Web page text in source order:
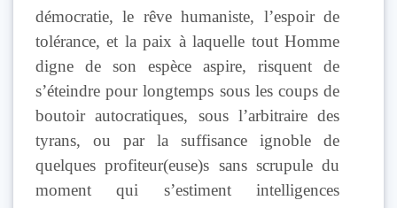
démocratie, le rêve humaniste, l’espoir de
tolérance, et la paix à laquelle tout Homme
digne de son espèce aspire, risquent de
s’éteindre pour longtemps sous les coups de
boutoir autocratiques, sous l’arbitraire des
tyrans, ou par la suffisance ignoble de
quelques profiteur(euse)s sans scrupule du
moment qui s’estiment intelligences